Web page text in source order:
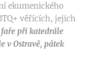
ekumenického
věřících, jejich
při katedrále
v Ostravě, pátek